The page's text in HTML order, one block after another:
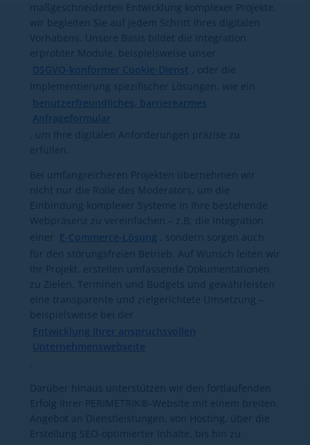
maßgeschneiderten Entwicklung komplexer Projekte,
wir begleiten Sie auf jedem Schritt Ihres digitalen
Vorhabens. Unsere Basis bildet die Integration
erprobter Module, beispielsweise unser
DSGVO-konformer Cookie-Dienst
, oder die
Implementierung spezifischer Lösungen, wie ein
benutzerfreundliches, barrierearmes
Anfrageformular
, um Ihre digitalen Anforderungen präzise zu
erfüllen.
Bei umfangreicheren Projekten übernehmen wir
nicht nur die Rolle des Moderators, um die
Einbindung komplexer Systeme in Ihre bestehende
Webpräsenz zu vereinfachen – z.B. die Integration
einer
E-Commerce-Lösung
, sondern sorgen auch
für den störungsfreien Betrieb. Auf Wunsch leiten wir
Ihr Projekt, erstellen umfassende Dokumentationen
zu Zielen, Terminen und Budgets und gewährleisten
eine transparente und zielgerichtete Umsetzung –
beispielsweise bei der
Entwicklung Ihrer anspruchsvollen
Unternehmenswebseite
Darüber hinaus unterstützen wir den fortlaufenden